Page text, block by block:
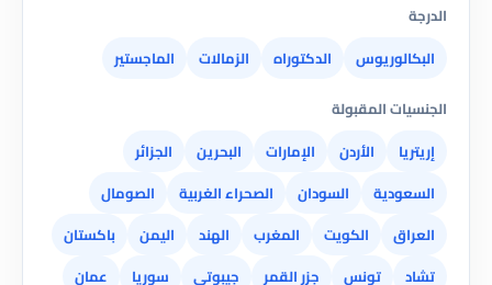
الدرجة
البكالوريوس
الدكتوراه الزمالات
الماجستير
الجنسيات المقبولة
إريتريا
الأردن الإمارات البحرين
الجزائر
السعودية
السودان الصحراء الغربية
الصومال
العراق
الكويت المغرب الهند اليمن
باكستان
تشاد
تونس جزر القمر جيبوتي سوريا
عمان